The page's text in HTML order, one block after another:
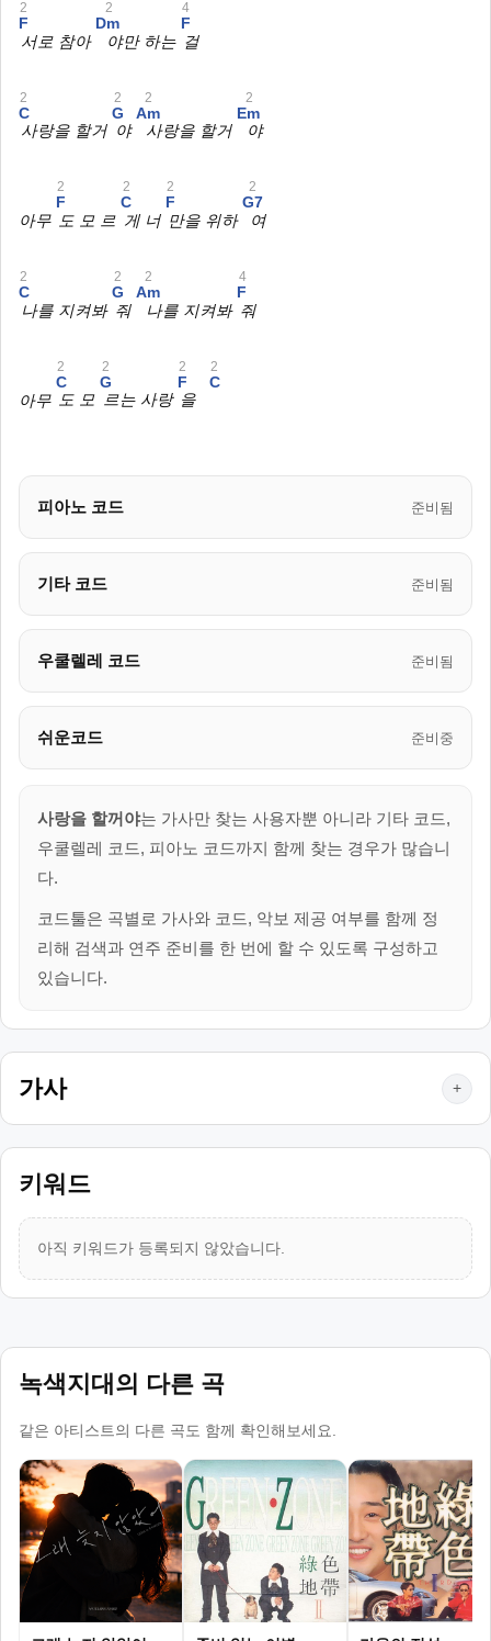
F
2
서로 참아
Dm
2
야만 하는
F
4
걸
C
2
사랑을 할거
G
2
야
Am
2
사랑을 할거
Em
2
야
아무
F
2
도 모 르
C
2
게 너
F
2
만을 위하
G7
2
여
C
2
나를 지켜봐
G
2
줘
Am
2
나를 지켜봐
F
4
줘
아무
C
2
도 모
G
2
르는 사랑
F
2
을
C
2
피아노 코드 준비됨
기타 코드 준비됨
우쿨렐레 코드 준비됨
쉬운코드 준비중
사랑을 할꺼야는 가사만 찾는 사용자뿐 아니라 기타 코드,
우쿨렐레 코드, 피아노 코드까지 함께 찾는 경우가 많습니
다.
코드툴은 곡별로 가사와 코드, 악보 제공 여부를 함께 정
리해 검색과 연주 준비를 한 번에 할 수 있도록 구성하고
있습니다.
가사 +
키워드
아직 키워드가 등록되지 않았습니다.
녹색지대의 다른 곡
같은 아티스트의 다른 곡도 함께 확인해보세요.